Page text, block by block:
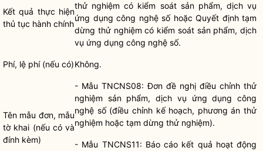
Kết quả thực hiện
thủ tục hành chính
thử nghiệm có kiểm soát sản phẩm, dịch vụ
ứng dụng công nghệ số hoặc Quyết định tạm
dừng thử nghiệm có kiểm soát sản phẩm, dịch
vụ ứng dụng công nghệ số.
Phí, lệ phí (nếu có)Không.
Tên mẫu đơn, mẫu
tờ khai (nếu có và
đính kèm)
- Mẫu TNCNS08: Đơn đề nghị điều chỉnh thử
nghiệm sản phẩm, dịch vụ ứng dụng công
nghệ số (điều chỉnh kế hoạch, phương án thử
nghiệm hoặc tạm dừng thử nghiệm).
- Mẫu TNCNS11: Báo cáo kết quả hoạt động